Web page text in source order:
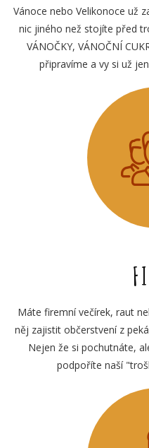
Vánoce nebo Velikonoce už
nic jiného než stojíte před
VÁNOČKY, VÁNOČNÍ
připravíme a vy si už
Máte firemní večírek, raut
něj zajistit občerstvení z
Nejen že si pochutnáte,
podpoříte naší